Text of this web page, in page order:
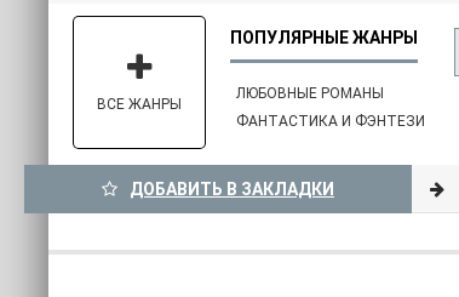
ЛЮБОВНЫЕ РОМАНЫ
ФАНТАСТИКА И ФЭНТЕЗИ
ВСЕ ЖАНРЫ
ДОБАВИТЬ В ЗАКЛАДКИ